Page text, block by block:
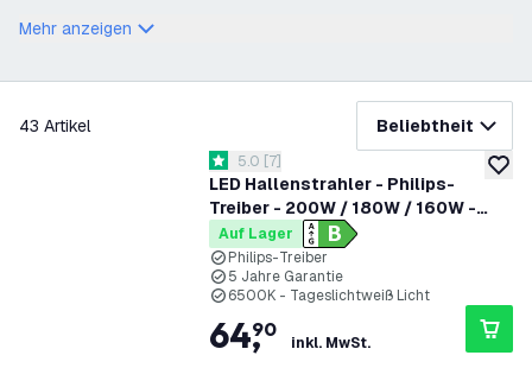
bieten. Diese LED-Lam
Mehr anzeigen
43 Artikel Beliebtheit
zur
LED Hallenstrahler - Philips-
Treiber - 200W / 180W / 160W -
185lm/W - 6500K - IP65 - Dimmbar
- 90° - 5 Jahre Garantie
Bewertungsbereich öffnen
5 Bewertungssterne
5.0 [7]
Auf Lager
Philips-Treiber
5 Jahre Garantie
6500K - Tageslichtweiß Licht
64,
90
inkl. MwSt.
Filter